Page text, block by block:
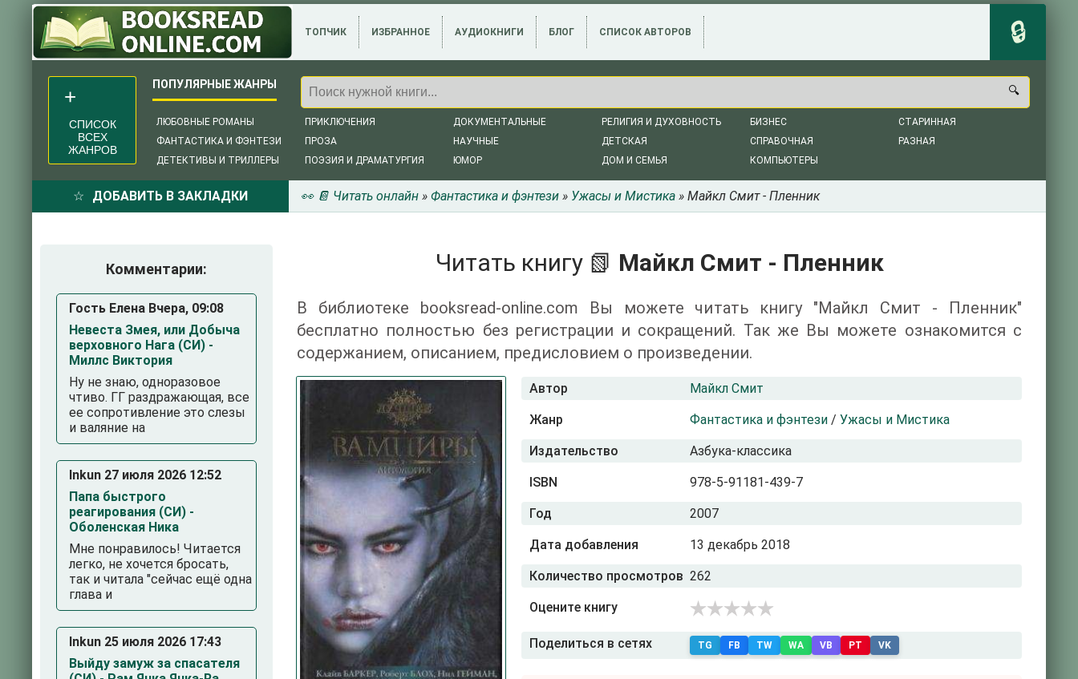
ТОПЧИК ИЗБРАННОЕ АУДИОКНИГИ БЛОГ СПИСОК АВТОРОВ
ЛЮБОВНЫЕ РОМАНЫ
ФАНТАСТИКА И ФЭНТЕЗИ
ДЕТЕКТИВЫ И ТРИЛЛЕРЫ
ПРИКЛЮЧЕНИЯ
ПРОЗА
ПОЭЗИЯ И ДРАМАТУРГИЯ
ДОКУМЕНТАЛЬНЫЕ
НАУЧНЫЕ
ЮМОР
РЕЛИГИЯ И ДУХОВНОСТЬ
ДЕТСКАЯ
ДОМ И СЕМЬЯ
БИЗНЕС
СПРАВОЧНАЯ
КОМПЬЮТЕРЫ
СТАРИННАЯ
РАЗНАЯ
СПИСОК
ВСЕХ
ЖАНРОВ
ДОБАВИТЬ В ЗАКЛАДКИ 👀 📔 Читать онлайн » Фантастика и фэнтези » Ужасы и Мистика » Майкл Смит - Пленник
Читать книгу 📗 Майкл Смит - Пленник
В библиотеке booksread-online.com Вы можете читать книгу "Майкл Смит - Пленник"
бесплатно полностью без регистрации и сокращений. Так же Вы можете ознакомится с
содержанием, описанием, предисловием о произведении.
Автор Майкл Смит
Жанр Фантастика и фэнтези / Ужасы и Мистика
Издательство Азбука-классика
ISBN 978-5-91181-439-7
Год 2007
Дата добавления 13 декабрь 2018
Количество просмотров 262
Оцените книгу
Поделиться в сетях TG FB TW WA VB PT VK
Комментарии:
Гость Елена Вчера, 09:08
Невеста Змея, или Добыча
верховного Нага (СИ) -
Миллс Виктория
Ну не знаю, одноразовое
чтиво. ГГ раздражающая, все
ее сопротивление это слезы
и валяние на
Inkun 27 июля 2026 12:52
Папа быстрого
реагирования (СИ) -
Оболенская Ника
Мне понравилось! Читается
легко, не хочется бросать,
так и читала "сейчас ещё одна
глава и
Inkun 25 июля 2026 17:43
Выйду замуж за спасателя